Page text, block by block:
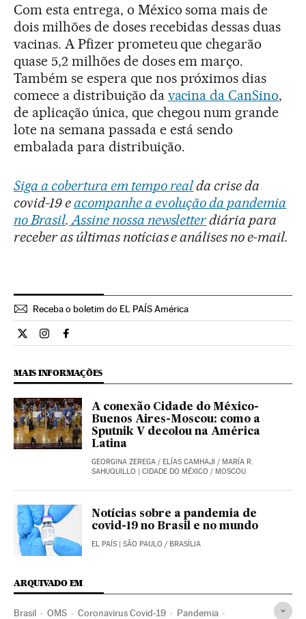
Com esta entrega, o México soma mais de
dois milhões de doses recebidas dessas duas
vacinas. A Pfizer prometeu que chegarão
quase 5,2 milhões de doses em março.
Também se espera que nos próximos dias
comece a distribuição da vacina da CanSino,
de aplicação única, que chegou num grande
lote na semana passada e está sendo
embalada para distribuição.
Siga a cobertura em tempo realda crise da
covid-19 eacompanhe a evolução da pandemia
no Brasil. Assine nossa newsletterdiária para
receber as últimas notícias e análises no e-mail.
Receba o boletim do EL PAÍS América
Internacional El País Brasil en Twitter
Internacional El País Brasil en Instagram
Internacional El País Brasil en Facebook
MAIS INFORMAÇÕES
A conexão Cidade do México-
Buenos Aires-Moscou: como a
Sputnik V decolou na América
Latina
GEORGINA ZEREGA / ELÍAS CAMHAJI / MARÍA R.
SAHUQUILLO | CIDADE DO MÉXICO / MOSCOU
Notícias sobre a pandemia de
covid-19 no Brasil e no mundo
EL PAÍS | SÃO PAULO / BRASÍLIA
ARQUIVADO EM
Brasil OMS Coronavirus Covid-19 Pandemia